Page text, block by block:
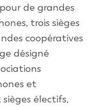
de grandes
trois sièges
coopératives
désigné
et
électifs,